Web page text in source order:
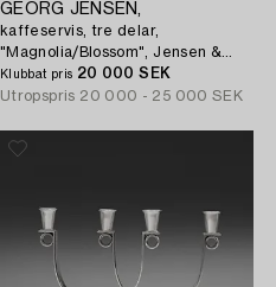
GEORG JENSEN,
kaffeservis, tre delar,
"Magnolia/Blossom", Jensen &
Wendel, Köpenhamn 1945-51,
sterling,
Klubbat pris 20 000 SEK
Utropspris 20 000 - 25 000 SEK